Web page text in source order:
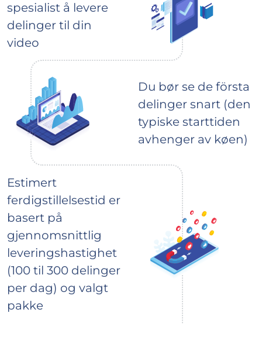
spesialist å levere
delinger til din
video
Du bør se de första
delinger snart (den
typiske starttiden
avhenger av køen)
Estimert
ferdigstillelsestid er
basert på
gjennomsnittlig
leveringshastighet
(100 til 300 delinger
per dag) og valgt
pakke